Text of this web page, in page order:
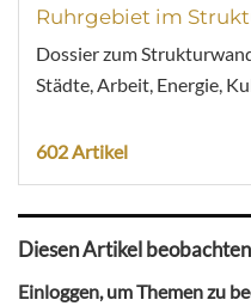
Ruhrgebiet im
Dossier zum
Städte, Arbeit, Energie,
602 Artikel
Diesen Artikel beobachten
Einloggen, um Themen zu